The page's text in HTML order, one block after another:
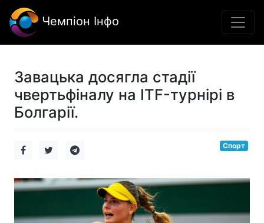
Чемпіон Інфо
Завацька досягла стадії
чвертьфіналу на ITF-турнірі в
Болгарії.
Спорт